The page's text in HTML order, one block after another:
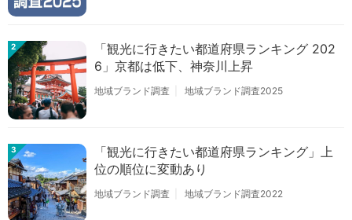
2
「観光に行きたい都道府県ランキング 202
6」京都は低下、神奈川上昇
地域ブランド調査 地域ブランド調査2025
3
「観光に行きたい都道府県ランキング」上
位の順位に変動あり
地域ブランド調査 地域ブランド調査2022